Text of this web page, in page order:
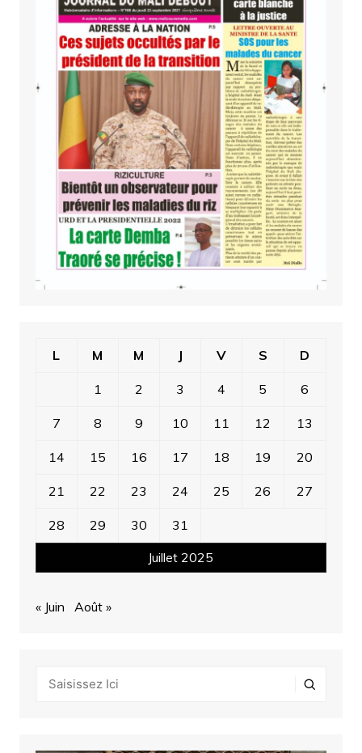
Juillet 2025
L M M J V S D
1 2 3 4 5 6
7 8 9 10 11 12 13
14 15 16 17 18 19 20
21 22 23 24 25 26 27
28 29 30 31
« Juin Août »